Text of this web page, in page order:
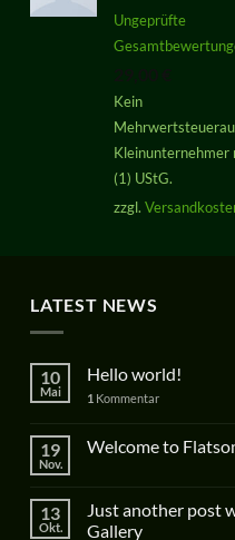
Bewertet
mit 4.00
von 5
Ungeprüfte
Kein
Kleinunternehmer
(1) UStG.
zzgl.
LATEST NEWS
10
Mai
Hello world!
1 Kommentar
19
Nov.
Welcome to
13
Okt.
Just another post
Gallery